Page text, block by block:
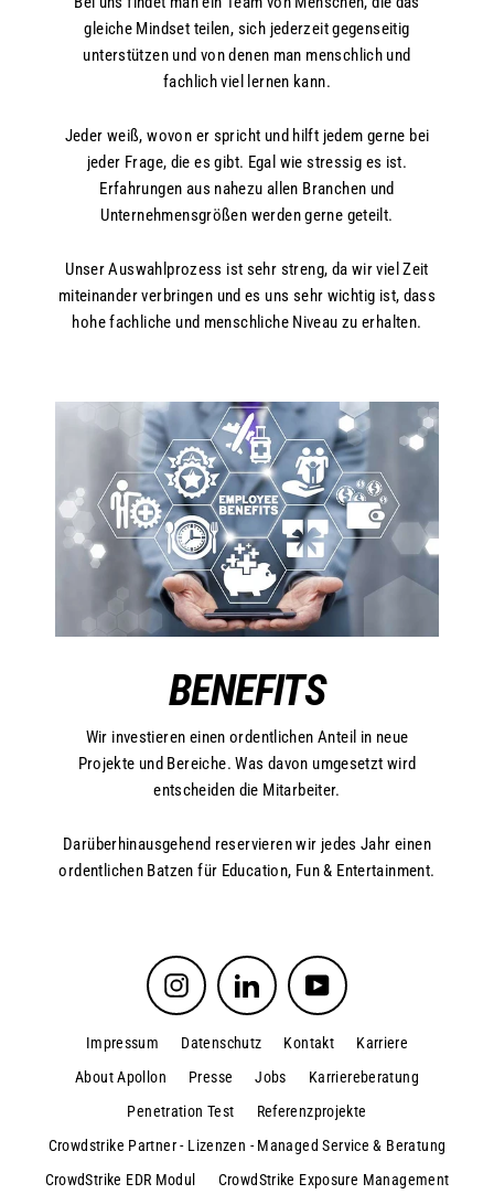
gleiche Mindset teilen, sich jederzeit gegenseitig
unterstützen und von denen man menschlich und
fachlich viel lernen kann.
Jeder weiß, wovon er spricht und hilft jedem gerne bei
jeder Frage, die es gibt. Egal wie stressig es ist.
Erfahrungen aus nahezu allen Branchen und
Unternehmensgrößen werden gerne geteilt.
Unser Auswahlprozess ist sehr streng, da wir viel Zeit
miteinander verbringen und es uns sehr wichtig ist, dass
hohe fachliche und menschliche Niveau zu erhalten.
BENEFITS
Wir investieren einen ordentlichen Anteil in neue
Projekte und Bereiche. Was davon umgesetzt wird
entscheiden die Mitarbeiter.
Darüberhinausgehend reservieren wir jedes Jahr einen
ordentlichen Batzen für Education, Fun & Entertainment.
Instagram LinkedIn YouTube
Impressum Datenschutz Kontakt
Karriere
About Apollon
Presse Jobs
Karriereberatung
Penetration Test
Referenzprojekte
Crowdstrike Partner - Lizenzen - Managed Service & Beratung
CrowdStrike EDR Modul
CrowdStrike Exposure Management